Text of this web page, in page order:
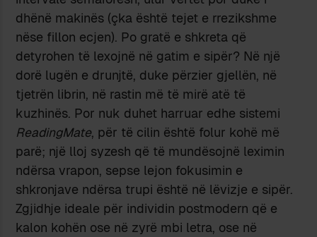
dhënë makinës (çka është tejet e rrezikshme
nëse fillon ecjen). Po gratë e shkreta që
detyrohen të lexojnë në gatim e sipër? Në një
dorë lugën e drunjtë, duke përzier gjellën, në
tjetrën librin, në rastin më të mirë atë të
kuzhinës. Por nuk duhet harruar edhe sistemi
ReadingMate, për të cilin është folur kohë më
parë; një lloj syzesh që të mundësojnë leximin
ndërsa vrapon, sepse lejon fokusimin e
shkronjave ndërsa trupi është në lëvizje e sipër.
Zgjidhje ideale për individin postmodern që e
kalon kohën ose në zyrë mbi letra, ose në